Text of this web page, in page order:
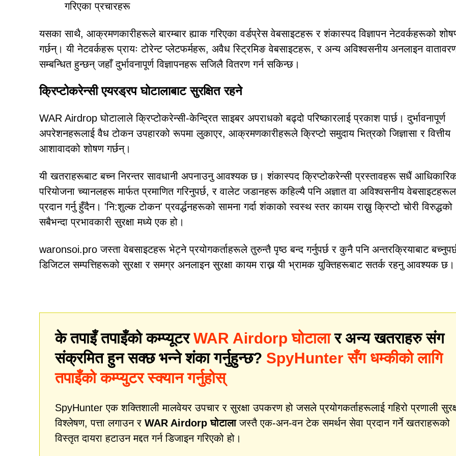
गरिएका प्रचारहरू
यसका साथै, आक्रमणकारीहरूले बारम्बार ह्याक गरिएका वर्डप्रेस वेबसाइटहरू र शंकास्पद विज्ञापन नेटवर्कहरूको
गर्छन्। यी नेटवर्कहरू प्रायः टोरेन्ट प्लेटफर्महरू, अवैध स्ट्रिमिङ वेबसाइटहरू, र अन्य अविश्वसनीय अनलाइन
सम्बन्धित हुन्छन् जहाँ दुर्भावनापूर्ण विज्ञापनहरू सजिलै वितरण गर्न सकिन्छ।
क्रिप्टोकरेन्सी एयरड्रप घोटालाबाट सुरक्षित रहने
WAR Airdrop घोटालाले क्रिप्टोकरेन्सी-केन्द्रित साइबर अपराधको बढ्दो परिष्कारलाई प्रकाश पार्छ। दुर्भावनापूर्ण
अपरेशनहरूलाई वैध टोकन उपहारको रूपमा लुकाएर, आक्रमणकारीहरूले क्रिप्टो समुदाय भित्रको जिज्ञासा र वित्तीय
आशावादको शोषण गर्छन्।
यी खतराहरूबाट बच्न निरन्तर सावधानी अपनाउनु आवश्यक छ। शंकास्पद क्रिप्टोकरेन्सी प्रस्तावहरू सधैं
परियोजना च्यानलहरू मार्फत प्रमाणित गरिनुपर्छ, र वालेट जडानहरू कहिल्यै पनि अज्ञात वा अविश्वसनीय
प्रदान गर्नु हुँदैन। 'नि:शुल्क टोकन' प्रवर्द्धनहरूको सामना गर्दा शंकाको स्वस्थ स्तर कायम राख्नु क्रिप्टो चोरी विरुद्धको
सबैभन्दा प्रभावकारी सुरक्षा मध्ये एक हो।
waronsoi.pro जस्ता वेबसाइटहरू भेट्ने प्रयोगकर्ताहरूले तुरुन्तै पृष्ठ बन्द गर्नुपर्छ र कुनै पनि अन्तरक्रियाबाट
डिजिटल सम्पत्तिहरूको सुरक्षा र समग्र अनलाइन सुरक्षा कायम राख्न यी भ्रामक युक्तिहरूबाट सतर्क रहनु आवश्यक छ।
के तपाइँ तपाइँको कम्प्यूटरWAR Airdorp घोटालार अन्य खतराहरु संग
संक्रमित हुन सक्छ भन्ने शंका गर्नुहुन्छ? SpyHunter सँग धम्कीको लागि
तपाइँको कम्प्युटर स्क्यान गर्नुहोस्
SpyHunter एक शक्तिशाली मालवेयर उपचार र सुरक्षा उपकरण हो जसले प्रयोगकर्ताहरूलाई गहिरो प्रणाली
विश्लेषण, पत्ता लगाउन र WAR Airdorp घोटालाजस्तै एक-अन-वन टेक समर्थन सेवा प्रदान गर्ने खतराहरूको
विस्तृत दायरा हटाउन मद्दत गर्न डिजाइन गरिएको हो।